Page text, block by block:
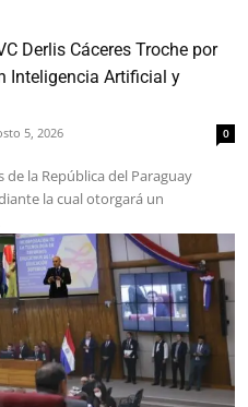
Derlis Cáceres Troche por
Inteligencia Artificial y
5, 2026 0
la República del Paraguay
la cual otorgará un